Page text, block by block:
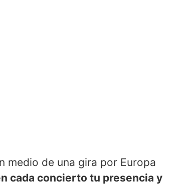
medio de una gira por Europa
cada concierto tu presencia y